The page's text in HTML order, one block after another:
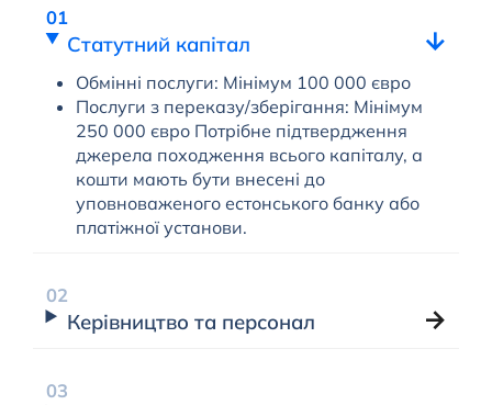
Статутний капітал
Обмінні послуги: Мінімум 100 000 євро
Послуги з переказу/зберігання: Мінімум
250 000 євро Потрібне підтвердження
джерела походження всього капіталу, а
кошти мають бути внесені до
уповноваженого естонського банку або
платіжної установи.
Керівництво та персонал